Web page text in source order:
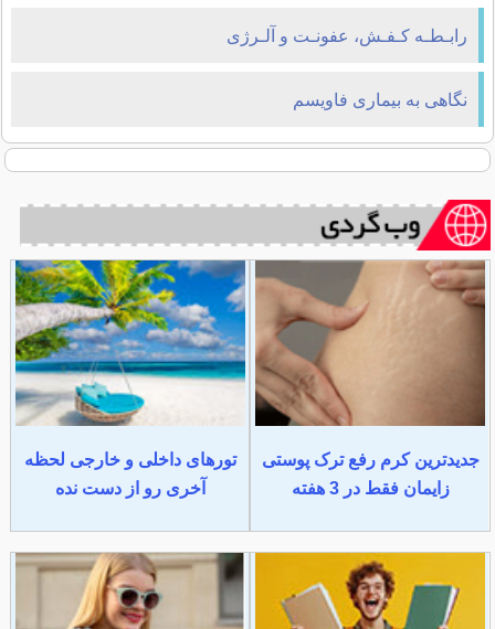
رابـطـه کـفـش، عفونـت و آلـرژی
نگاهی به بیماری فاویسم
جدیدترین کرم رفع ترک پوستی
زایمان فقط در 3 هفته
تورهای داخلی و خارجی لحظه
آخری رو از دست نده